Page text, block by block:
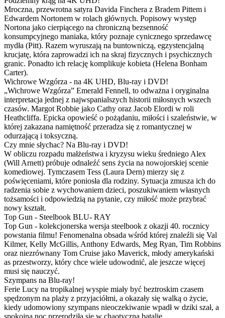
Mroczna, przewrotna satyra Davida Finchera z Bradem Pittem i
Edwardem Nortonem w rolach głównych. Popisowy występ
Nortona jako cierpiącego na chroniczną bezsenność
konsumpcyjnego maniaka, który poznaje cynicznego sprzedawcę
mydła (Pitt). Razem wyruszają na buntowniczą, egzystencjalną
krucjatę, która zaprowadzi ich na skraj fizycznych i psychicznych
granic. Ponadto ich relację komplikuje kobieta (Helena Bonham
Carter).
Wichrowe Wzgórza - na 4K UHD, Blu-ray i DVD!
„Wichrowe Wzgórza” Emerald Fennell, to odważna i oryginalna
interpretacja jednej z najwspanialszych historii miłosnych wszech
czasów. Margot Robbie jako Cathy oraz Jacob Elordi w roli
Heathcliffa. Epicka opowieść o pożądaniu, miłości i szaleństwie, w
której zakazana namiętność przeradza się z romantycznej w
odurzającą i toksyczną.
Czy mnie słychac? Na Blu-ray i DVD!
W obliczu rozpadu małżeństwa i kryzysu wieku średniego Alex
(Will Arnett) próbuje odnaleźć sens życia na nowojorskiej scenie
komediowej. Tymczasem Tess (Laura Dern) mierzy się z
poświęceniami, które poniosła dla rodziny. Sytuacja zmusza ich do
radzenia sobie z wychowaniem dzieci, poszukiwaniem własnych
tożsamości i odpowiedzią na pytanie, czy miłość może przybrać
nowy kształt.
Top Gun - Steelbook BLU- RAY
Top Gun - kolekcjonerska wersja steelbook z okazji 40. rocznicy
powstania filmu! Fenomenalna obsada wśród której znaleźli się Val
Kilmer, Kelly McGillis, Anthony Edwards, Meg Ryan, Tim Robbins
oraz niezrównany Tom Cruise jako Maverick, młody amerykański
as przestworzy, który chce wiele udowodnić, ale jeszcze więcej
musi się nauczyć.
Szympans na Blu-ray!
Ferie Lucy na tropikalnej wyspie miały być beztroskim czasem
spędzonym na plaży z przyjaciółmi, a okazały się walką o życie,
kiedy udomowiony szympans nieoczekiwanie wpadł w dziki szał, a
spokojna noc przerodziła się w chaotyczną batalię...